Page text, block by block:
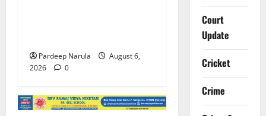
Pardeep Narula
August 6,
2026
0
Court
Update
Cricket
Crime